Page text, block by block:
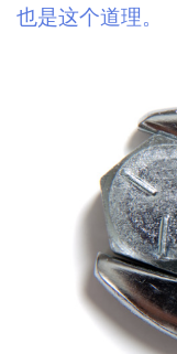
也是这个道理。